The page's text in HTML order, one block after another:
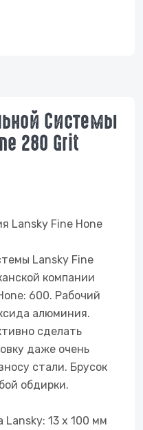
Системы
280 Grit
Lansky Fine Hone
Lansky Fine
компании
600. Рабочий
алюминия.
сделать
даже очень
стали. Брусок
обдирки.
Lansky: 13 х 100 мм